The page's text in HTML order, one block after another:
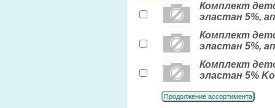
Комплект
эластан 5%,
Комплект
эластан 5%,
Комплект
эластан 5%
Продолжение ассортимента